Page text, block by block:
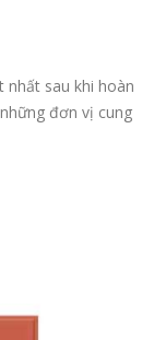
sau khi hoàn
đơn vị cung